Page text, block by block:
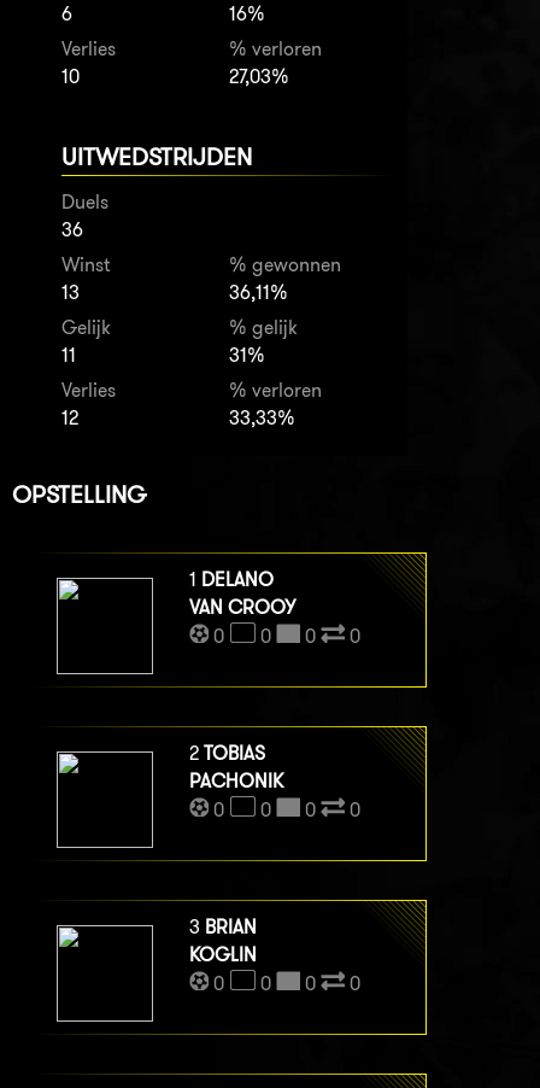
6
16%
Verlies
10
% verloren
27,03%
UITWEDSTRIJDEN
Duels
36
Winst
13
% gewonnen
36,11%
Gelijk
11
% gelijk
31%
Verlies
12
% verloren
33,33%
OPSTELLING
1 DELANO
VAN CROOY
0
0 0 0
2 TOBIAS
PACHONIK
0
0 0 0
3 BRIAN
KOGLIN
0
0 0 0